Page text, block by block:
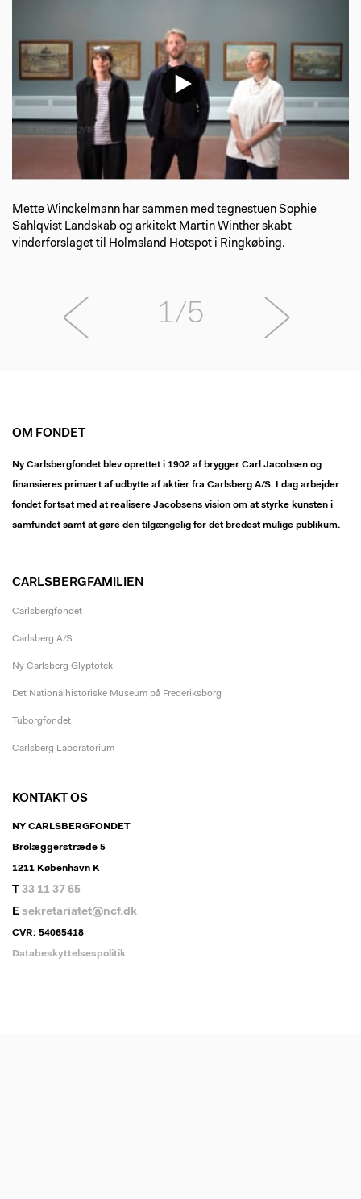
Mette Winckelmann har sammen med tegnestuen Sophie
Sahlqvist Landskab og arkitekt Martin Winther skabt
vinderforslaget til Holmsland Hotspot i Ringkøbing.
1/5
OM FONDET
Ny Carlsbergfondet blev oprettet i 1902 af brygger Carl Jacobsen og
finansieres primært af udbytte af aktier fra Carlsberg A/S. I dag arbejder
fondet fortsat med at realisere Jacobsens vision om at styrke kunsten i
samfundet samt at gøre den tilgængelig for det bredest mulige publikum.
CARLSBERGFAMILIEN
Carlsbergfondet
Carlsberg A/S
Ny Carlsberg Glyptotek
Det Nationalhistoriske Museum på Frederiksborg
Tuborgfondet
Carlsberg Laboratorium
KONTAKT OS
NY CARLSBERGFONDET
Brolæggerstræde 5
1211 København K
T 33 11 37 65
E sekretariatet@ncf.dk
CVR: 54065418
Databeskyttelsespolitik